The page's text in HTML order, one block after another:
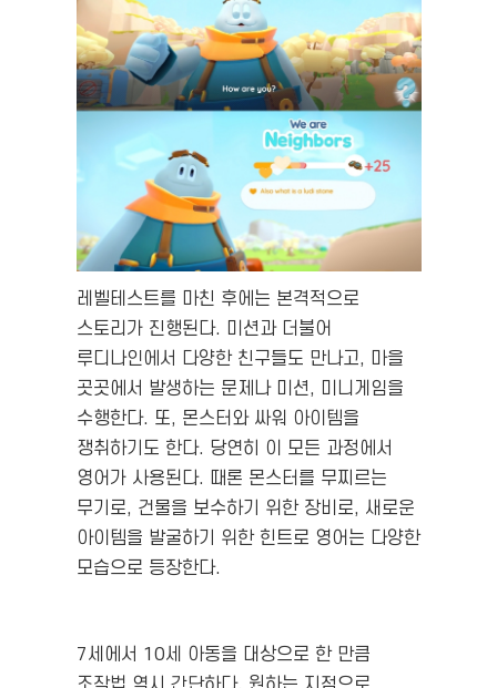
레벨테스트를 마친 후에는 본격적으로
스토리가 진행된다. 미션과 더불어
루디나인에서 다양한 친구들도 만나고, 마을
곳곳에서 발생하는 문제나 미션, 미니게임을
수행한다. 또, 몬스터와 싸워 아이템을
쟁취하기도 한다. 당연히 이 모든 과정에서
영어가 사용된다. 때론 몬스터를 무찌르는
무기로, 건물을 보수하기 위한 장비로, 새로운
아이템을 발굴하기 위한 힌트로 영어는 다양한
모습으로 등장한다.
7세에서 10세 아동을 대상으로 한 만큼